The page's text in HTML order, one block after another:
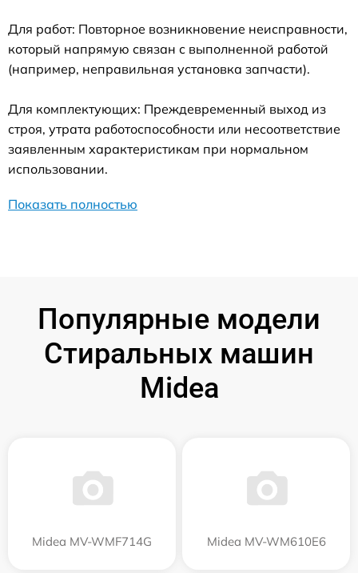
Для работ: Повторное возникновение неисправности,
который напрямую связан с выполненной работой
(например, неправильная установка запчасти).
Для комплектующих: Преждевременный выход из
строя, утрата работоспособности или несоответствие
заявленным характеристикам при нормальном
использовании.
Показать полностью
Популярные модели
Стиральных машин
Midea
Midea MV-WMF714G Midea MV-WM610E6